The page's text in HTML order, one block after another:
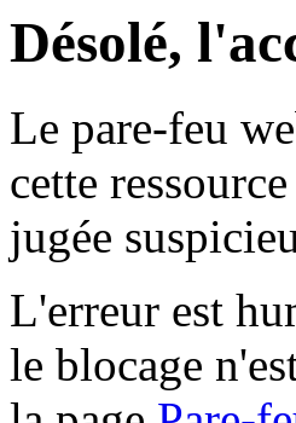
Désolé,
Le pare-feu
cette
jugée
L'erreur est
le blocage